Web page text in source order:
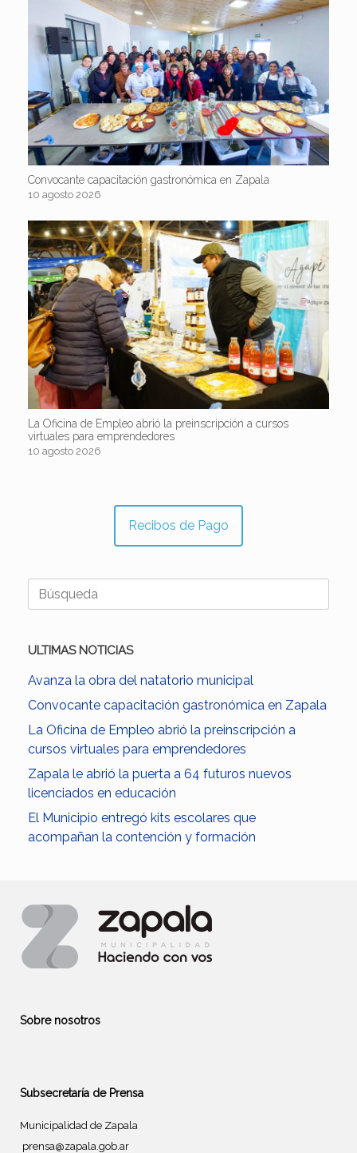
Convocante capacitación gastronómica en Zapala
10 agosto 2026
La Oficina de Empleo abrió la preinscripción a cursos
virtuales para emprendedores
10 agosto 2026
Recibos de Pago
Buscar:
ULTIMAS NOTICIAS
Avanza la obra del natatorio municipal
Convocante capacitación gastronómica en Zapala
La Oficina de Empleo abrió la preinscripción a
cursos virtuales para emprendedores
Zapala le abrió la puerta a 64 futuros nuevos
licenciados en educación
El Municipio entregó kits escolares que
acompañan la contención y formación
Sobre nosotros
Subsecretaría de Prensa
Municipalidad de Zapala
prensa@zapala.gob.ar